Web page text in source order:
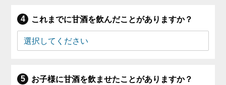
これまでに甘酒を飲んだことがありますか？
お子様に甘酒を飲ませたことがありますか？